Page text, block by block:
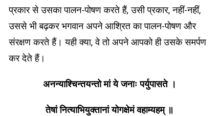
प्रकार से उसका पालन-पोषण करते हैं, उसी प्रकार, नहीं-नहीं,
उससे भी बढ़कर भगवान अपने आश्रित का पालन-पोषण और
संरक्षण करते हैं। यही क्या, वे तो अपने आपको ही उसके समर्पण
कर देते हैं।
अनन्याश्चिन्तयन्तो मां ये जनाः पर्युपासते ।
तेषां नित्याभियुक्तानां योगक्षेमं वहाम्यहम् ॥